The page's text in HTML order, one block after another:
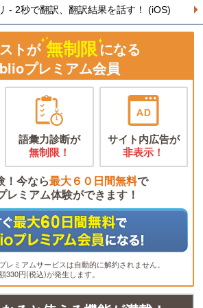
- 2秒で翻訳、翻訳結果を話す！ (iOS)
トが 無制限になる
プレミアム会員
語彙力診断が
無制限！
サイト内広告が
非表示！
！今なら最大６０日間無料で
レミアム体験ができます！
レミアムサービスは自動的に解約されません。
円(税込)が発生します。